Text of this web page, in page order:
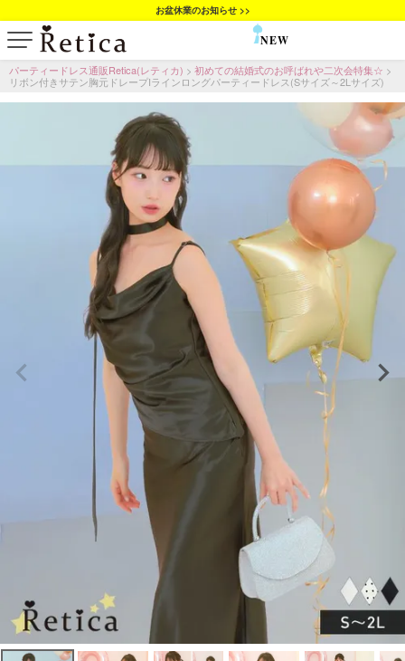
お盆休業のお知らせ >>
NEW
パーティードレス通販Retica(レティカ)
初めての結婚式のお呼ばれや二次会特集☆
リボン付きサテン胸元ドレープIラインロングパーティードレス(Sサイズ～2Lサイズ)